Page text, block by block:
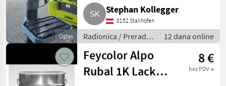
Oglas
Stephan Kollegger
8152 Stallhofen
Radionica / Prerada
metala
12 dana online
Feycolor Alpo
Rubal 1K Lack
8 €
bez PDV-a